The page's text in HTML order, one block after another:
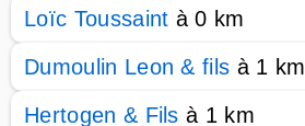
Loïc Toussaint à 0 km
Dumoulin Leon & fils à 1 km
Hertogen & Fils à 1 km